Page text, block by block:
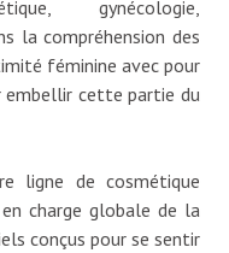
gynécologie,
la compréhension des
féminine avec pour
embellir cette partie du
ligne de cosmétique
charge globale de la
conçus pour se sentir